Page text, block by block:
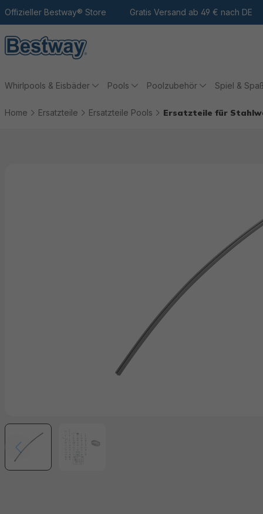
Hauptinhalt
Zur Suche
Zur Hauptnavigation
Offizieller Bestway® Store Gratis Versand ab 49 € nach DE
Whirlpools & Eisbäder Pools Poolzubehör Spiel & Spaß
Home Ersatzteile Ersatzteile Pools Ersatzteile für